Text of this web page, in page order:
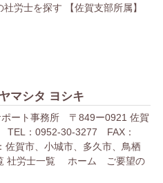
士を探す 【佐賀支部所属】
マシタ ヨシキ
ポート事務所 〒849ー0921 佐賀
TEL：0952-30-3277 FAX：
賀市、小城市、多久市、鳥栖
社労士一覧 ホーム ご要望の